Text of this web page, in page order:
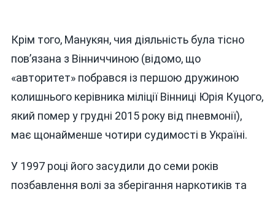
Крім того, Манукян, чия діяльність була тісно
пов’язана з Вінниччиною (відомо, що
«авторитет» побрався із першою дружиною
колишнього керівника міліції Вінниці Юрія Куцого,
який помер у грудні 2015 року від пневмонії),
має щонайменше чотири судимості в Україні.
У 1997 році його засудили до семи років
позбавлення волі за зберігання наркотиків та